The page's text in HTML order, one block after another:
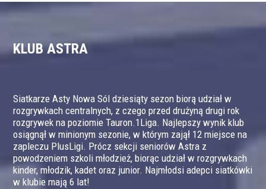
KLUB ASTRA
Siatkarze Asty Nowa Sól dziesiąty sezon biorą udział w
rozgrywkach centralnych, z czego przed drużyną drugi rok
rozgrywek na poziomie Tauron.1Liga. Najlepszy wynik klub
osiągnął w minionym sezonie, w którym zajął 12 miejsce na
zapleczu PlusLigi. Prócz sekcji seniorów Astra z
powodzeniem szkoli młodzież, biorąc udział w rozgrywkach
kinder, młodzik, kadet oraz junior. Najmłodsi adepci siatkówki
w klubie mają 6 lat!